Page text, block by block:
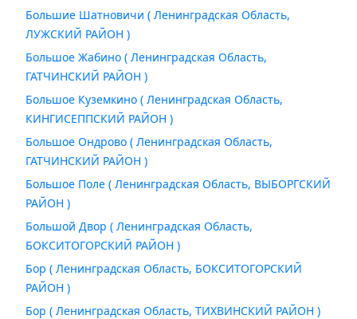
Большие Шатновичи ( Ленинградская Область,
ЛУЖСКИЙ РАЙОН )
Большое Жабино ( Ленинградская Область,
ГАТЧИНСКИЙ РАЙОН )
Большое Куземкино ( Ленинградская Область,
КИНГИСЕППСКИЙ РАЙОН )
Большое Ондрово ( Ленинградская Область,
ГАТЧИНСКИЙ РАЙОН )
Большое Поле ( Ленинградская Область, ВЫБОРГСКИЙ
РАЙОН )
Большой Двор ( Ленинградская Область,
БОКСИТОГОРСКИЙ РАЙОН )
Бор ( Ленинградская Область, БОКСИТОГОРСКИЙ
РАЙОН )
Бор ( Ленинградская Область, ТИХВИНСКИЙ РАЙОН )